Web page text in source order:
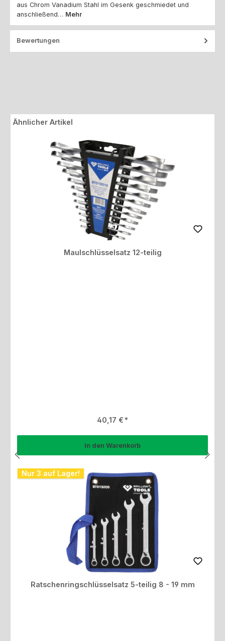
aus Chrom Vanadium Stahl im Gesenk geschmiedet und
anschließend… Mehr
Bewertungen
Produktgalerie überspringen
Ähnlicher Artikel
Maulschlüsselsatz 12-teilig
Regulärer Preis:
40,17 €
In den Warenkorb
Nur 3 auf Lager!
Ratschenringschlüsselsatz 5-teilig 8 - 19 mm